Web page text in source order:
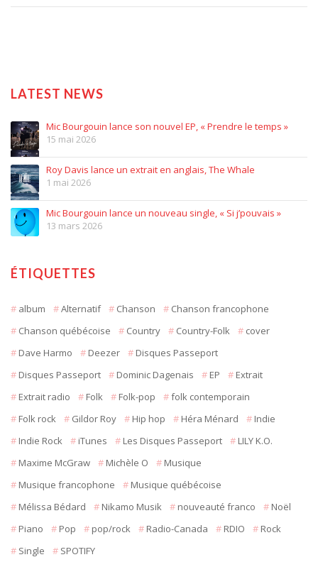
LATEST NEWS
Mic Bourgouin lance son nouvel EP, « Prendre le temps »
15 mai 2026
Roy Davis lance un extrait en anglais, The Whale
1 mai 2026
Mic Bourgouin lance un nouveau single, « Si j’pouvais »
13 mars 2026
ÉTIQUETTES
album Alternatif Chanson
Chanson francophone
Chanson québécoise
Country Country-Folk
cover
Dave Harmo
Deezer
Disques Passeport
Disques Passeport
Dominic Dagenais EP
Extrait
Extrait radio
Folk Folk-pop
folk contemporain
Folk rock
Gildor Roy Hip hop Héra Ménard
Indie
Indie Rock
iTunes Les Disques Passeport
LILY K.O.
Maxime McGraw
Michèle O
Musique
Musique francophone
Musique québécoise
Mélissa Bédard
Nikamo Musik nouveauté franco
Noël
Piano
Pop pop/rock Radio-Canada RDIO
Rock
Single
SPOTIFY